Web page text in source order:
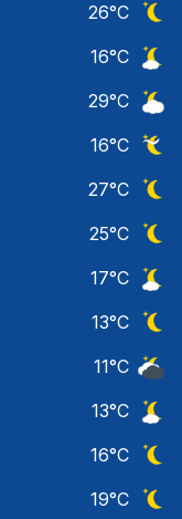
26°C
16°C
29°C
16°C
27°C
25°C
17°C
13°C
11°C
13°C
16°C
19°C